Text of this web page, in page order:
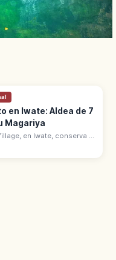
en Iwate: Aldea de 7
Magariya
en Iwate, conserva 7
forma de L. Aldea